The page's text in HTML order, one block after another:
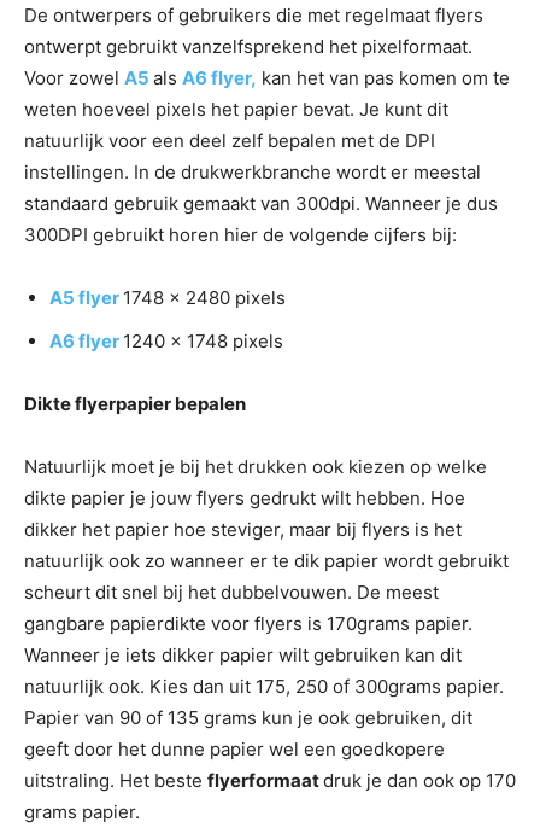
De ontwerpers of gebruikers die met regelmaat flyers
ontwerpt gebruikt vanzelfsprekend het pixelformaat.
Voor zowel A5 als A6 flyer, kan het van pas komen om te
weten hoeveel pixels het papier bevat. Je kunt dit
natuurlijk voor een deel zelf bepalen met de DPI
instellingen. In de drukwerkbranche wordt er meestal
standaard gebruik gemaakt van 300dpi. Wanneer je dus
300DPI gebruikt horen hier de volgende cijfers bij:
A5 flyer 1748 x 2480 pixels
A6 flyer 1240 x 1748 pixels
Dikte flyerpapier bepalen
Natuurlijk moet je bij het drukken ook kiezen op welke
dikte papier je jouw flyers gedrukt wilt hebben. Hoe
dikker het papier hoe steviger, maar bij flyers is het
natuurlijk ook zo wanneer er te dik papier wordt gebruikt
scheurt dit snel bij het dubbelvouwen. De meest
gangbare papierdikte voor flyers is 170grams papier.
Wanneer je iets dikker papier wilt gebruiken kan dit
natuurlijk ook. Kies dan uit 175, 250 of 300grams papier.
Papier van 90 of 135 grams kun je ook gebruiken, dit
geeft door het dunne papier wel een goedkopere
uitstraling. Het beste flyerformaatdruk je dan ook op 170
grams papier.